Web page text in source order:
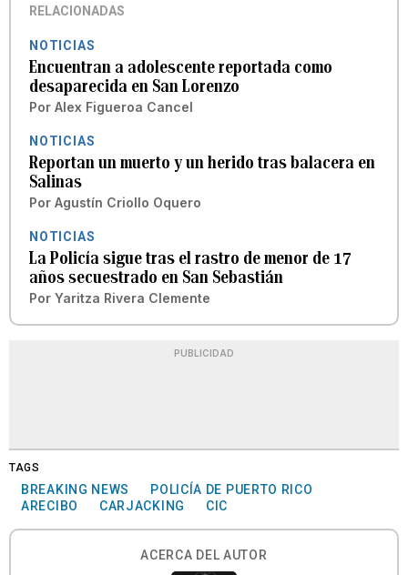
RELACIONADAS
NOTICIAS
Encuentran a adolescente reportada como
desaparecida en San Lorenzo
Por Alex Figueroa Cancel
NOTICIAS
Reportan un muerto y un herido tras balacera en
Salinas
Por Agustín Criollo Oquero
NOTICIAS
La Policía sigue tras el rastro de menor de 17
años secuestrado en San Sebastián
Por Yaritza Rivera Clemente
PUBLICIDAD
TAGS
BREAKING NEWS
POLICÍA DE PUERTO RICO
ARECIBO
CARJACKING CIC
ACERCA DEL AUTOR